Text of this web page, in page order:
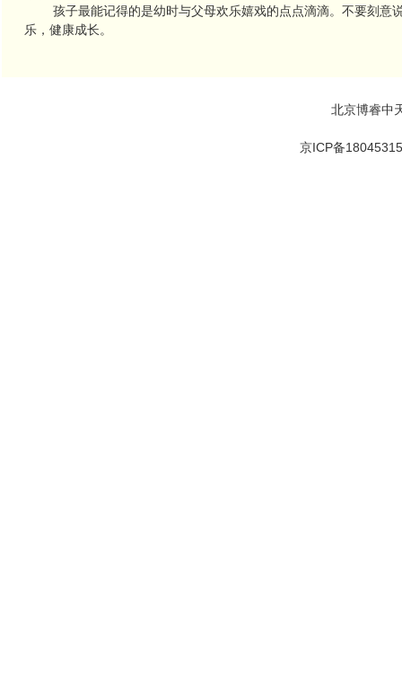
孩子最能记得的是幼时与父母欢乐嬉戏的点点滴滴。不要刻意
乐，健康成长。
北京博睿中
京ICP备